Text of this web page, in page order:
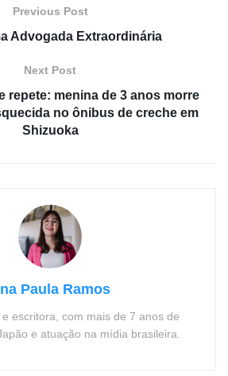
Previous Post
Advogada Extraordinária
Next Post
repete: menina de 3 anos morre
no ônibus de creche em
Shizuoka
Paula Ramos
escritora, com mais de 7 anos de
e atuação na mídia brasileira.